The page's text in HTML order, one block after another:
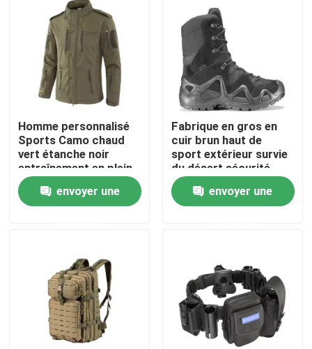
Vidéos
À propos de nous
Visite de l'usine
Contrôle de la qualité
Nouvelles
Usage tactique militaire
Gilet à l'épreuve des balles tactique militaire
Homme personnalisé
Sports Camo chaud
vert étanche noir
entraînement en plein
air Softshell Polar
Fleece Marine Jackets
tactiques hivernaux
envoyer une
Fabrique en gros en
cuir brun haut de
sport extérieur survie
du désert sécurité
chaussures de
combat tactiques
envoyer une